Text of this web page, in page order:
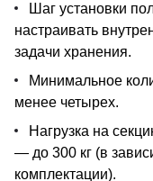
Шаг установки
настраивать
задачи хранения.
Минимальное
менее четырех.
Нагрузка на
— до 300 кг (в
комплектации).